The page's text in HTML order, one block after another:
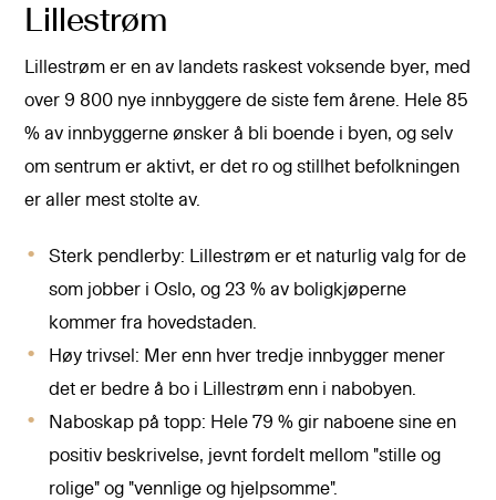
Lillestrøm
Lillestrøm er en av landets raskest voksende byer, med
over 9 800 nye innbyggere de siste fem årene. Hele 85
% av innbyggerne ønsker å bli boende i byen, og selv
om sentrum er aktivt, er det ro og stillhet befolkningen
er aller mest stolte av.
Sterk pendlerby: Lillestrøm er et naturlig valg for de
som jobber i Oslo, og 23 % av boligkjøperne
kommer fra hovedstaden.
Høy trivsel: Mer enn hver tredje innbygger mener
det er bedre å bo i Lillestrøm enn i nabobyen.
Naboskap på topp: Hele 79 % gir naboene sine en
positiv beskrivelse, jevnt fordelt mellom "stille og
rolige" og "vennlige og hjelpsomme".